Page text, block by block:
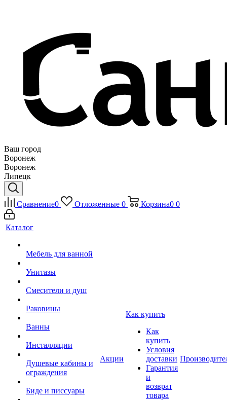
Ваш город
Воронеж
Воронеж
Липецк
Сравнение0 Отложенные 0 Корзина0 0
Каталог
Мебель для ванной
Унитазы
Смесители и душ
Раковины
Ванны
Инсталляции
Душевые кабины и
ограждения
Биде и писсуары
Акции
Как купить
Как
купить
Условия
доставки
Гарантия
и
возврат
товара